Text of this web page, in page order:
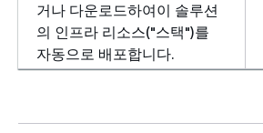
거나 다운로드하여이 솔루션
의 인프라 리소스("스택")를
자동으로 배포합니다.